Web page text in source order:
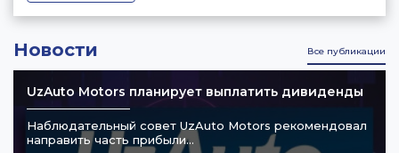
Новости Все публикации
UzAuto Motors планирует выплатить дивиденды
Наблюдательный совет UzAuto Motors рекомендовал
направить часть прибыли…